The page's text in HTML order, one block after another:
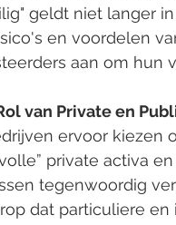
geldt niet langer
en voordelen
aan om hun
van Private en
ervoor kiezen
private activa
tegenwoordig
dat particuliere